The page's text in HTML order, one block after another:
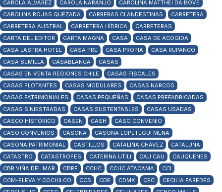
CAROLA ÁLVAREZ
CAROLA NARANJO
CAROLINA MATTHEI DA BOVE
CAROLINA ROJAS QUEZADA
CARRERAS CLANDESTINAS
CARRETERA
CARRETERA AUSTRAL
CARRETERA HÍDRICA
CARRETERAS
CARTA DEL EDITOR
CARTA MAGNA CASA
CASA DE ACOGIDA
CASA LASTRA HOTEL
CASA PRE CASA PROPIA
CASA RUPANCO
CASA SEMILLA
CASABLANCA
CASAS
CASAS EN VENTA REGIONES CHILE
CASAS FISCALES
CASAS FLOTANTES
CASAS MODULARES
CASAS NARCOS
CASAS PATRIMONIALES
CASAS PEQUEÑAS
CASAS PREFABRICADAS
CASAS SINIESTRADAS
CASAS SUSTENTABLES
CASAS USADAS
CASCO HISTÓRICO
CASEN CASH
CASO CONVENIO
CASO CONVENIOS
CASONA
CASONA LOPETEGUI MENA
CASONA PATRIMONIAL
CASTILLOS CATALINA CHÁVEZ
CATALUÑA
CATASTRO
CATASTROFES CATERINA UTILI CAU CAU
CAUQUENES
CBR VIÑA DEL MAR
CBRE CCHC CCHC ATACAMA
CCI
CCM-ELEVA Y COCHILCO
CCS CDE CDMX CEC
CECILIA PAREDES